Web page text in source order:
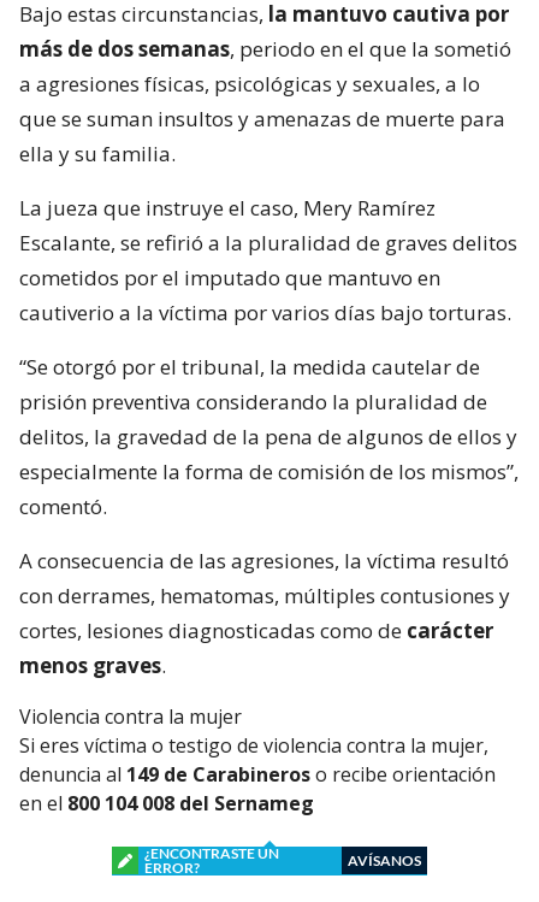
Bajo estas circunstancias, la mantuvo cautiva por
más de dos semanas, periodo en el que la sometió
a agresiones físicas, psicológicas y sexuales, a lo
que se suman insultos y amenazas de muerte para
ella y su familia.
La jueza que instruye el caso, Mery Ramírez
Escalante, se refirió a la pluralidad de graves delitos
cometidos por el imputado que mantuvo en
cautiverio a la víctima por varios días bajo torturas.
“Se otorgó por el tribunal, la medida cautelar de
prisión preventiva considerando la pluralidad de
delitos, la gravedad de la pena de algunos de ellos y
especialmente la forma de comisión de los mismos”,
comentó.
A consecuencia de las agresiones, la víctima resultó
con derrames, hematomas, múltiples contusiones y
cortes, lesiones diagnosticadas como de carácter
menos graves.
Violencia contra la mujer
Si eres víctima o testigo de violencia contra la mujer,
denuncia al 149 de Carabineroso recibe orientación
en el 800 104 008 del Sernameg
¿ENCONTRASTE UN
ERROR?
AVÍSANOS